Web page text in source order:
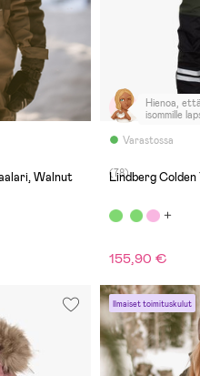
Walnut
Varastossa
Hienoa,
isommille
(78)
Lindberg Colden
155,90 €
Ilmaiset toimituskulut